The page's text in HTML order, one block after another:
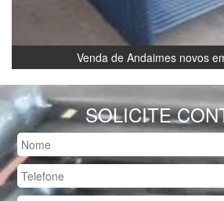
Venda de Andaimes novos
SOLICITE